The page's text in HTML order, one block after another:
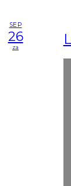
SEP
26
za